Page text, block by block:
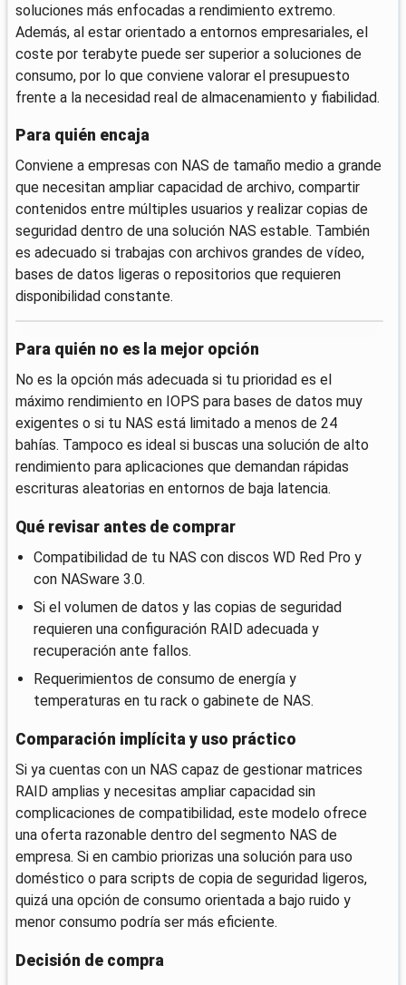
soluciones más enfocadas a rendimiento extremo.
Además, al estar orientado a entornos empresariales, el
coste por terabyte puede ser superior a soluciones de
consumo, por lo que conviene valorar el presupuesto
frente a la necesidad real de almacenamiento y fiabilidad.
Para quién encaja
Conviene a empresas con NAS de tamaño medio a grande
que necesitan ampliar capacidad de archivo, compartir
contenidos entre múltiples usuarios y realizar copias de
seguridad dentro de una solución NAS estable. También
es adecuado si trabajas con archivos grandes de vídeo,
bases de datos ligeras o repositorios que requieren
disponibilidad constante.
Para quién no es la mejor opción
No es la opción más adecuada si tu prioridad es el
máximo rendimiento en IOPS para bases de datos muy
exigentes o si tu NAS está limitado a menos de 24
bahías. Tampoco es ideal si buscas una solución de alto
rendimiento para aplicaciones que demandan rápidas
escrituras aleatorias en entornos de baja latencia.
Qué revisar antes de comprar
Compatibilidad de tu NAS con discos WD Red Pro y
con NASware 3.0.
Si el volumen de datos y las copias de seguridad
requieren una configuración RAID adecuada y
recuperación ante fallos.
Requerimientos de consumo de energía y
temperaturas en tu rack o gabinete de NAS.
Comparación implícita y uso práctico
Si ya cuentas con un NAS capaz de gestionar matrices
RAID amplias y necesitas ampliar capacidad sin
complicaciones de compatibilidad, este modelo ofrece
una oferta razonable dentro del segmento NAS de
empresa. Si en cambio priorizas una solución para uso
doméstico o para scripts de copia de seguridad ligeros,
quizá una opción de consumo orientada a bajo ruido y
menor consumo podría ser más eficiente.
Decisión de compra